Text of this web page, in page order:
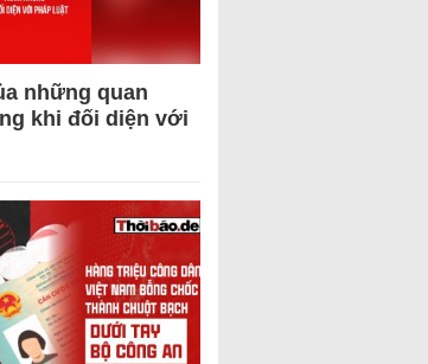
những quan
khi đối diện với